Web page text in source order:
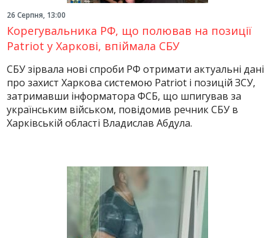
26 Серпня, 13:00
Корегувальника РФ, що полював на позиції
Patriot у Харкові, впіймала СБУ
СБУ зірвала нові спроби РФ отримати актуальні дані
про захист Харкова системою Patriot і позицій ЗСУ,
затримавши інформатора ФСБ, що шпигував за
українським військом, повідомив речник СБУ в
Харківській області Владислав Абдула.